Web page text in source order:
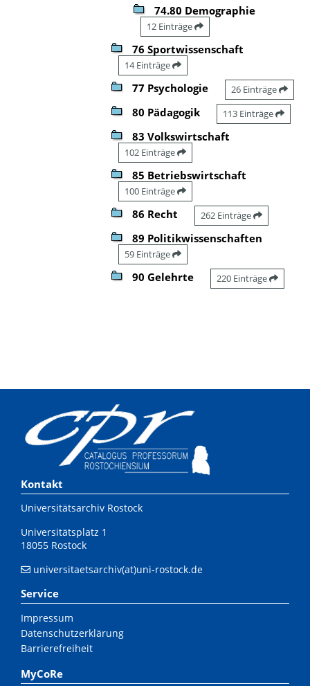
74.80 Demographie
12 Einträge
76 Sportwissenschaft
14 Einträge
77 Psychologie 26 Einträge
80 Pädagogik 113 Einträge
83 Volkswirtschaft
102 Einträge
85 Betriebswirtschaft
100 Einträge
86 Recht 262 Einträge
89 Politikwissenschaften
59 Einträge
90 Gelehrte 220 Einträge
Kontakt
Universitätsarchiv Rostock
Universitätsplatz 1
18055 Rostock
universitaetsarchiv(at)uni-rostock.de
Service
Impressum
Datenschutzerklärung
Barrierefreiheit
MyCoRe